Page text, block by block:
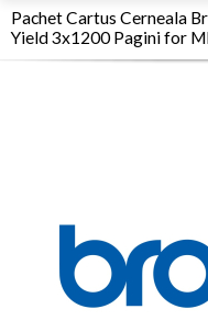
Pachet Cartus Cerneala
Yield 3x1200 Pagini for